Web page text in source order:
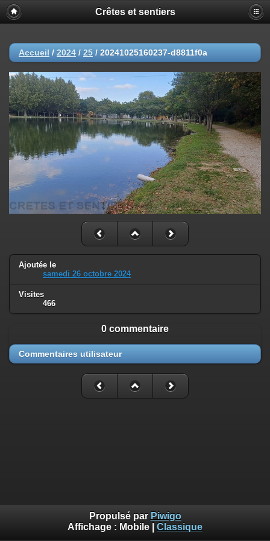
Crêtes et sentiers
Accueil / 2024 / 25 / 20241025160237-d8811f0a
Ajoutée le
samedi 26 octobre 2024
Visites
466
0 commentaire
Commentaires utilisateur
Propulsé par Piwigo
Affichage : Mobile Classique